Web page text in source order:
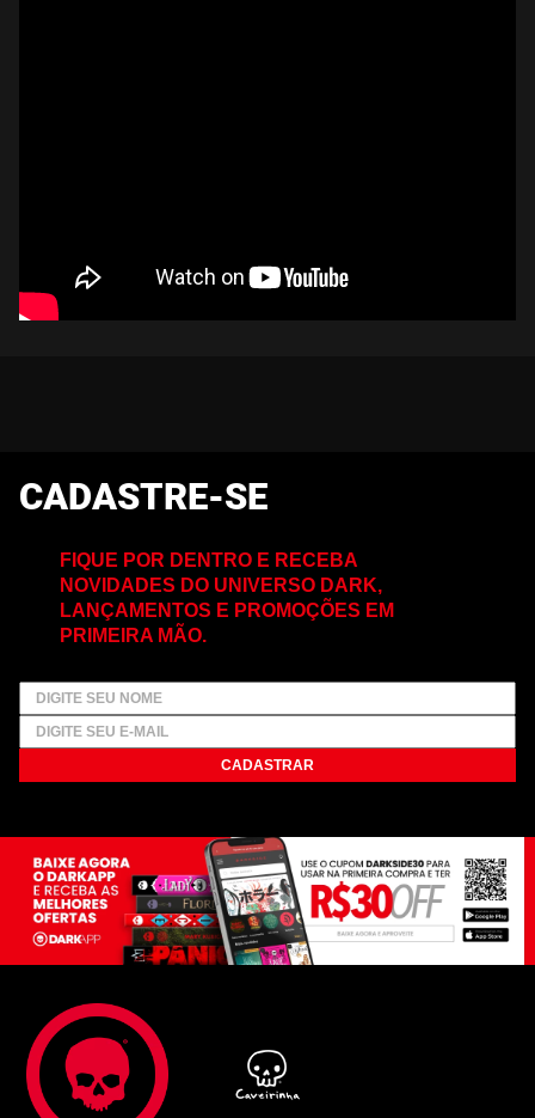
CADASTRE-SE
FIQUE POR DENTRO E RECEBA
NOVIDADES DO UNIVERSO DARK,
LANÇAMENTOS E PROMOÇÕES EM
PRIMEIRA MÃO.
CADASTRAR